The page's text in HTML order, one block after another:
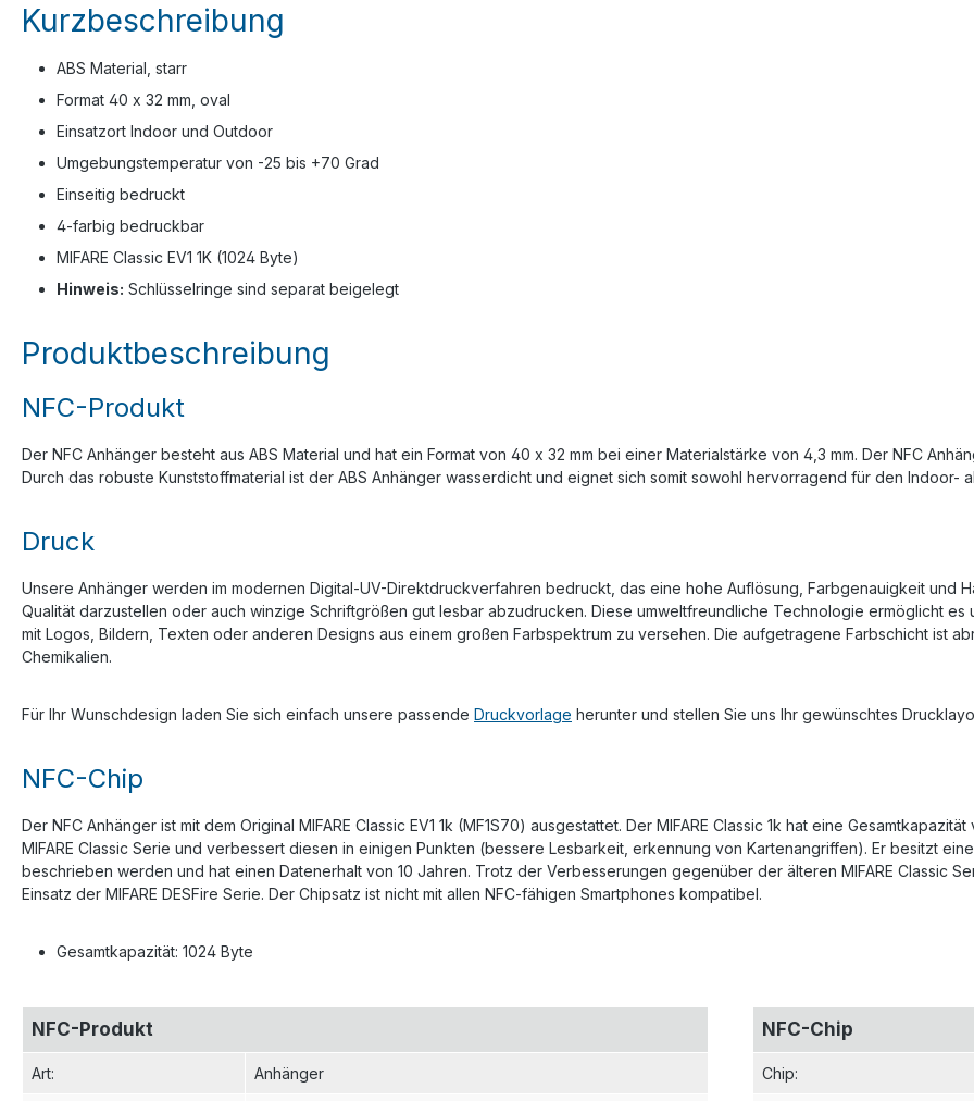
Kurzbeschreibung
ABS Material, starr
Format 40 x 32 mm, oval
Einsatzort Indoor und Outdoor
Umgebungstemperatur von -25 bis +70 Grad
Einseitig bedruckt
4-farbig bedruckbar
MIFARE Classic EV1 1K (1024 Byte)
Hinweis: Schlüsselringe sind separat beigelegt
Produktbeschreibung
NFC-Produkt
Der NFC Anhänger besteht aus ABS Material und hat ein Format von 40 x 32 mm bei einer Materialstärke von 4,3 mm. Der NFC
Durch das robuste Kunststoffmaterial ist der ABS Anhänger wasserdicht und eignet sich somit sowohl hervorragend für den Indoor-
Druck
Unsere Anhänger werden im modernen Digital-UV-Direktdruckverfahren bedruckt, das eine hohe Auflösung, Farbgenauigkeit und
Qualität darzustellen oder auch winzige Schriftgrößen gut lesbar abzudrucken. Diese umweltfreundliche Technologie ermöglicht
mit Logos, Bildern, Texten oder anderen Designs aus einem großen Farbspektrum zu versehen. Die aufgetragene Farbschicht ist
Chemikalien.
Für Ihr Wunschdesign laden Sie sich einfach unsere passende Druckvorlage herunter und stellen Sie uns Ihr gewünschtes
NFC-Chip
Der NFC Anhänger ist mit dem Original MIFARE Classic EV1 1k (MF1S70) ausgestattet. Der MIFARE Classic 1k hat eine
MIFARE Classic Serie und verbessert diesen in einigen Punkten (bessere Lesbarkeit, erkennung von Kartenangriffen). Er besitzt
beschrieben werden und hat einen Datenerhalt von 10 Jahren. Trotz der Verbesserungen gegenüber der älteren MIFARE Classic
Einsatz der MIFARE DESFire Serie. Der Chipsatz ist nicht mit allen NFC-fähigen Smartphones kompatibel.
Gesamtkapazität: 1024 Byte
NFC-Produkt
Art: Anhänger
NFC-Chip
Chip: